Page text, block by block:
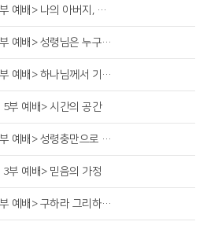
<주일 6부 예배> 나의 아버지, 나의 하나님
<주일 3부 예배> 성령님은 누구이신가?
<주일 4부 예배> 하나님께서 기뻐하시는 교회
5부 예배> 시간의 공간
<주일 6부 예배> 성령충만으로 돌파!
3부 예배> 믿음의 가정
<주일 4부 예배> 구하라 그리하면 받으리니